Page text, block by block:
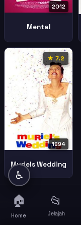
2012
Mental
★ 7.2
1994
Muriels Wedding
♿
🏠
Home
📂
Jelajah